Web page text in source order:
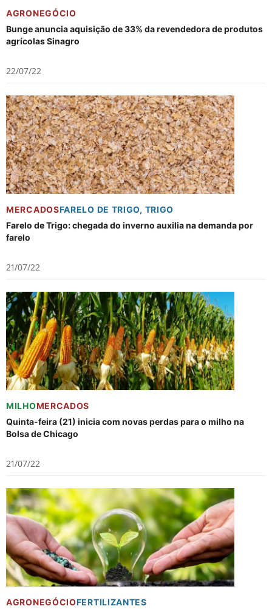
AGRONEGÓCIO
Bunge anuncia aquisição de 33% da revendedora de produtos
agrícolas Sinagro
22/07/22
MERCADOSFARELO DE TRIGO, TRIGO
Farelo de Trigo: chegada do inverno auxilia na demanda por
farelo
21/07/22
MILHOMERCADOS
Quinta-feira (21) inicia com novas perdas para o milho na
Bolsa de Chicago
21/07/22
AGRONEGÓCIOFERTILIZANTES